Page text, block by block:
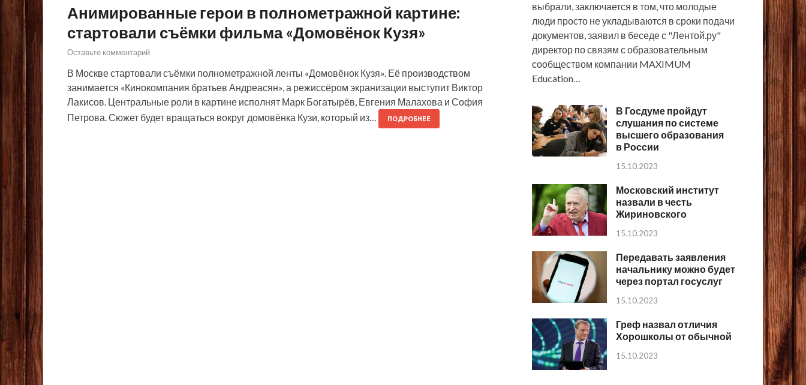
Анимированные герои в полнометражной картине:
стартовали съёмки фильма «Домовёнок Кузя»
Оставьте комментарий
В Москве стартовали съёмки полнометражной ленты «Домовёнок Кузя». Её производством
занимается «Кинокомпания братьев Андреасян», а режиссёром экранизации выступит Виктор
Лакисов. Центральные роли в картине исполнят Марк Богатырёв, Евгения Малахова и София
Петрова. Сюжет будет вращаться вокруг домовёнка Кузи, который из…
ПОДРОБНЕЕ
выбрали, заключается в том, что молодые
люди просто не укладываются в сроки подачи
документов, заявил в беседе с "Лентой.ру"
директор по связям с образовательным
сообществом компании MAXIMUM
Education…
В Госдуме пройдут
слушания по системе
высшего образования
в России
15.10.2023
Московский институт
назвали в честь
Жириновского
15.10.2023
Передавать заявления
начальнику можно будет
через портал госуслуг
15.10.2023
Греф назвал отличия
Хорошколы от обычной
15.10.2023